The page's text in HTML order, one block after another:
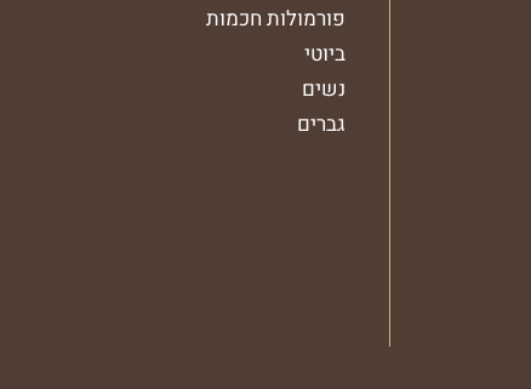
פורמולות חכמות
ביוטי
נשים
גברים